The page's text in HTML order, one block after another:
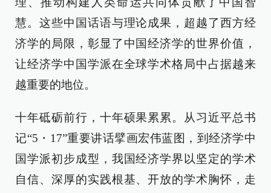
慧。这些中国话语与理论成果，超越了西方经
济学的局限，彰显了中国经济学的世界价值，
让经济学中国学派在全球学术格局中占据越来
越重要的地位。
十年砥砺前行，十年硕果累累。从习近平总书
记“5・17”重要讲话擘画宏伟蓝图，到经济学中
国学派初步成型，我国经济学界以坚定的学术
自信、深厚的实践根基、开放的学术胸怀，走